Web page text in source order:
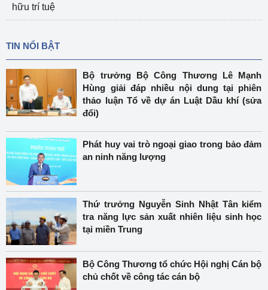
hữu trí tuệ
TIN NỔI BẬT
Bộ trưởng Bộ Công Thương Lê Mạnh
Hùng giải đáp nhiều nội dung tại phiên
thảo luận Tổ về dự án Luật Dầu khí (sửa
đổi)
Phát huy vai trò ngoại giao trong bảo đảm
an ninh năng lượng
Thứ trưởng Nguyễn Sinh Nhật Tân kiểm
tra năng lực sản xuất nhiên liệu sinh học
tại miền Trung
Bộ Công Thương tổ chức Hội nghị Cán bộ
chủ chốt về công tác cán bộ